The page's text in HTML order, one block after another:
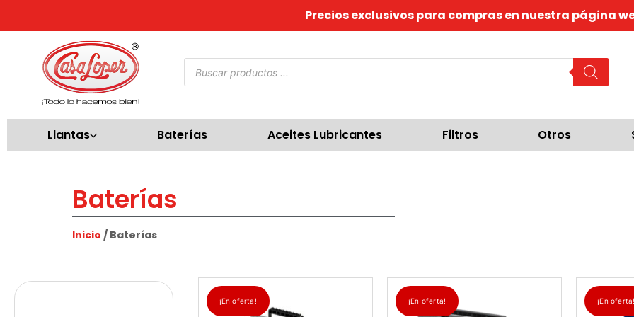
Precios exclusivos para compras en nuestra página
Llantas Baterías Aceites Lubricantes Filtros Otros
Baterías
Inicio / Baterías
¡En oferta! ¡En oferta! ¡En oferta!